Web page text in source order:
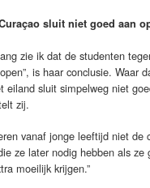
sluit niet goed aan
zie ik dat de studenten
is haar conclusie. Waar
eiland sluit simpelweg niet
zij.
vanaf jonge leeftijd niet de
ze later nodig hebben als ze
moeilijk krijgen.”